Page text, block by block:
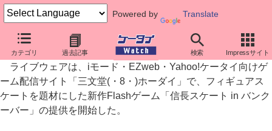
Powered by Translate
カテゴリ 過去記事 検索 Impressサイト
ライブウェア、携帯向けゲーム「信長スケート in バンクーバー」
ライブウェアは、iモード・EZweb・Yahoo!ケータイ向けゲ
ーム配信サイト「三文堂(・8・)ホーダイ」で、フィギュアス
ケートを題材にした新作Flashゲーム「信長スケート in バンク
ーバー」の提供を開始した。